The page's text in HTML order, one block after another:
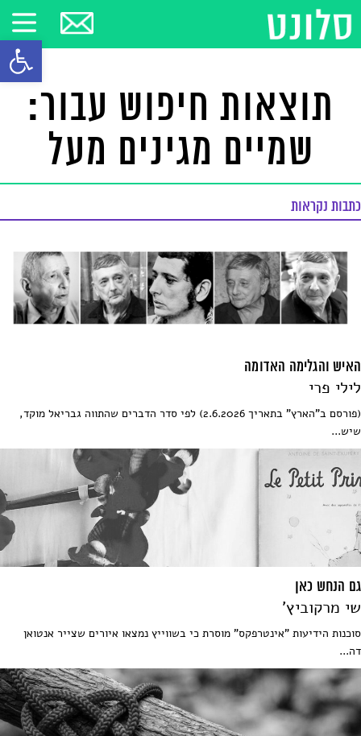
פתח
תוצאות חיפוש עבור:
שמיים מגינים מעל
כתבות נקראות
האיש והגלימה האדומה
לילי פרי
(פורסם ב"הארץ" בתאריך 2.6.2026) לפי סדר הדברים שהתווה גבריאל מוקד,
שיש...
גם הנחש כאן
שי מרקוביץ'
סוכנות הידיעות "אינטרפקס" מוסרת כי בשווייץ נמצאו איורים שצייר אנטואן
דה...